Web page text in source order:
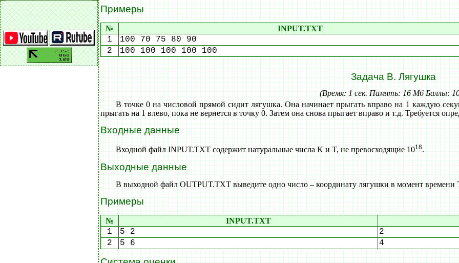
Примеры
№ INPUT.TXT
1
100 70 75 80 90
2
100 100 100 100 100
Задача B. Лягушка
(Время: 1 сек. Память: 16 Мб Баллы:
В точке 0 на числовой прямой сидит лягушка. Она начинает прыгать вправо на 1 каждую
прыгать на 1 влево, пока не вернется в точку 0. Затем она снова прыгает вправо и т.д. Требуется
Входные данные
Входной файл INPUT.TXT содержит натуральные числа K и T, не превосходящие 1018.
Выходные данные
В выходной файл OUTPUT.TXT выведите одно число – координату лягушки в момент времени
Примеры
№ INPUT.TXT
1 5 2
2
2
5 6 4